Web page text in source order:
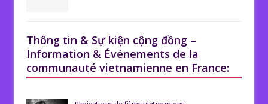
Thông tin & Sự kiện cộng đồng –
Information & Événements de la
communauté vietnamienne en France: